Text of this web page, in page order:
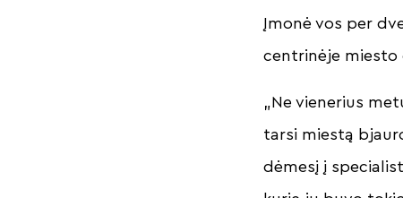
Įmonė vos per
centrinėje miesto
„Ne vienerius
tarsi miestą
dėmesį į